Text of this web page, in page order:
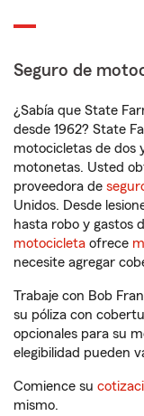
Seguro de
¿Sabía que State
desde 1962? State
motocicletas de dos
motonetas. Usted
proveedora de
Unidos. Desde
hasta robo y gastos
motocicleta ofrece
necesite agregar
Trabaje con Bob
su póliza con
opcionales para su
elegibilidad pueden
Comience su
mismo.